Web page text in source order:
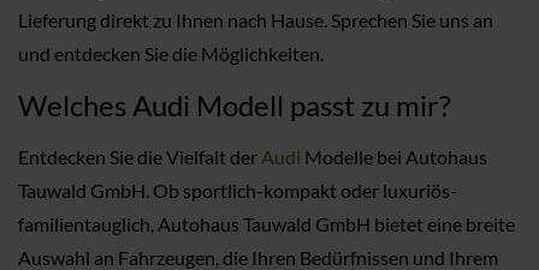
Lieferung direkt zu Ihnen nach Hause. Sprechen Sie uns an
und entdecken Sie die Möglichkeiten.
Welches Audi Modell passt zu mir?
Entdecken Sie die Vielfalt der Audi Modelle bei Autohaus
Tauwald GmbH. Ob sportlich-kompakt oder luxuriös-
familientauglich, Autohaus Tauwald GmbH bietet eine breite
Auswahl an Fahrzeugen, die Ihren Bedürfnissen und Ihrem